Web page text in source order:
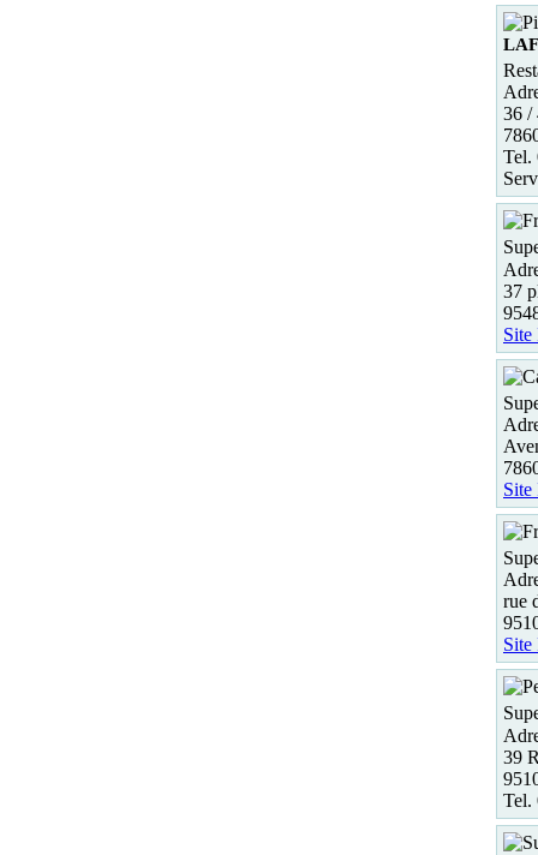
36 /
Tel.
37
Site
Site
rue
Site
39
Tel.